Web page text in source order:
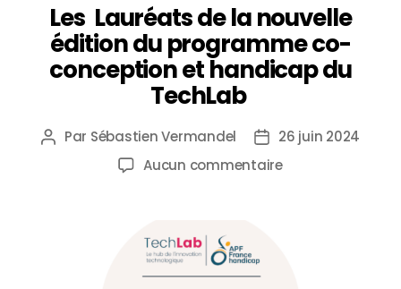
Les Lauréats de la nouvelle
édition du programme co-
conception et handicap du
TechLab
Par Sébastien Vermandel
26 juin 2024
Aucun commentaire